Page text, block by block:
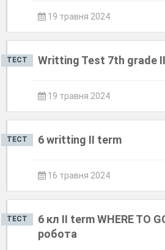
19 травня 2024
ТЕСТ Writting Test 7th grade
19 травня 2024
ТЕСТ 6 writting II term
16 травня 2024
ТЕСТ
6 кл II term WHERE TO
робота